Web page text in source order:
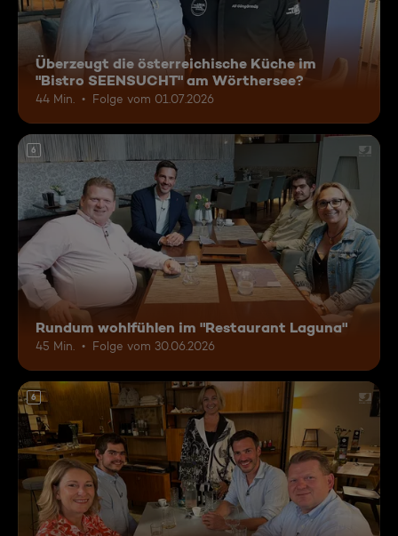
Überzeugt die österreichische Küche im
"Bistro SEENSUCHT" am Wörthersee?
44 Min. Folge vom 01.07.2026
6
Rundum wohlfühlen im "Restaurant Laguna"
45 Min. Folge vom 30.06.2026
6